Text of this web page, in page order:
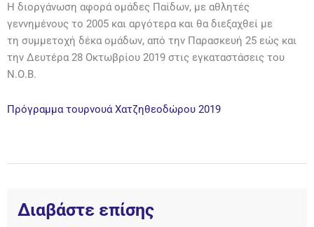
Η διοργάνωση αφορά ομάδες Παίδων, με αθλητές
γεννημένους το 2005 και αργότερα και θα διεξαχθεί με
τη συμμετοχή δέκα ομάδων, από την Παρασκευή 25 εώς και
την Δευτέρα 28 Οκτωβρίου 2019 στις εγκαταστάσεις του
Ν.Ο.Β.
Πρόγραμμα τουρνουά Χατζηθεοδώρου 2019
Διαβάστε επίσης